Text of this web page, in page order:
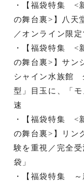
・【福袋特集 <
の舞台裏>】八天
／オンライン限
・【福袋特集 <
の舞台裏>】サン
シャイン水族館
型」目玉に、「
速
・【福袋特集 <
の舞台裏>】リン
験を重視／完全
袋」
・【福袋特集 ～